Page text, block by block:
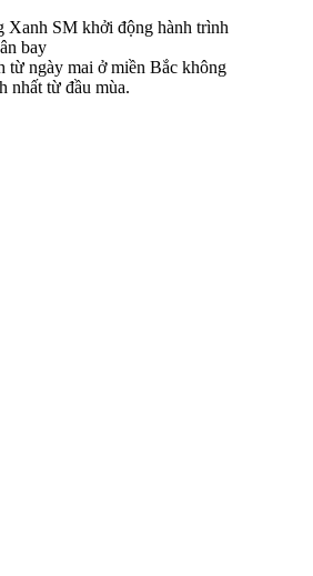
từ ngày mai ở miền Bắc không
nhất từ đầu mùa.